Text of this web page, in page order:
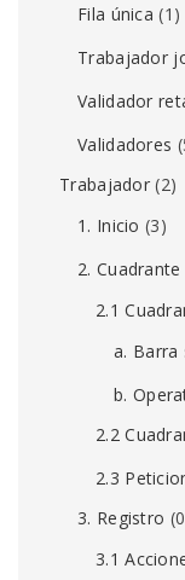
Fila única (1)
Trabajador
Validador
Validadores
Trabajador (2)
1. Inicio (3)
2. Cuadrante
2.1
a. Barra
b.
2.2
2.3
3. Registro
3.1